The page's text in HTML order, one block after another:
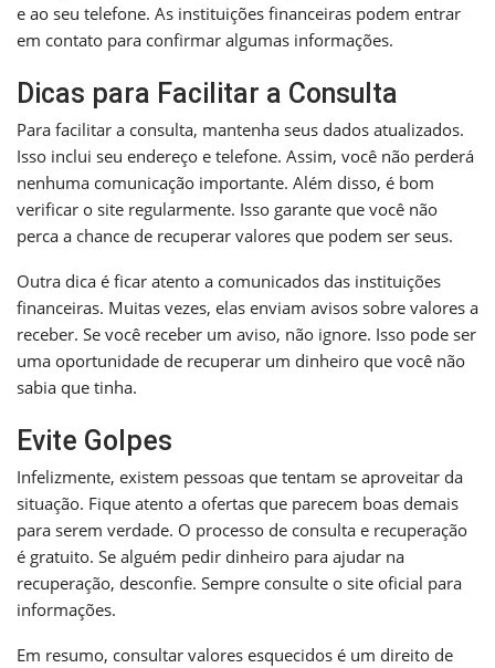
e ao seu telefone. As instituições financeiras podem entrar
em contato para confirmar algumas informações.
Dicas para Facilitar a Consulta
Para facilitar a consulta, mantenha seus dados atualizados.
Isso inclui seu endereço e telefone. Assim, você não perderá
nenhuma comunicação importante. Além disso, é bom
verificar o site regularmente. Isso garante que você não
perca a chance de recuperar valores que podem ser seus.
Outra dica é ficar atento a comunicados das instituições
financeiras. Muitas vezes, elas enviam avisos sobre valores a
receber. Se você receber um aviso, não ignore. Isso pode ser
uma oportunidade de recuperar um dinheiro que você não
sabia que tinha.
Evite Golpes
Infelizmente, existem pessoas que tentam se aproveitar da
situação. Fique atento a ofertas que parecem boas demais
para serem verdade. O processo de consulta e recuperação
é gratuito. Se alguém pedir dinheiro para ajudar na
recuperação, desconfie. Sempre consulte o site oficial para
informações.
Em resumo, consultar valores esquecidos é um direito de